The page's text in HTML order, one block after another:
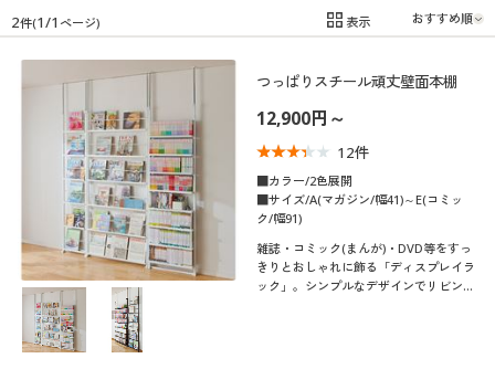
メンズ下着
ジュニア・ティーンズ下着
メンズファッション
家電・雑貨すべて
キッチン・雑貨・日用品
寝具・インテリア・家具
家具・収納
寝具・ベッド
カーテン・ラグ・ファブリック
美容・健康通販すべて
美容・健康・サプリメント
制服・スクール
制服・スクールすべて
制服・学生服
ジュニア・ティーンズ下着
大きいサイズ
大きいサイズ通販すべて
大きいサイズ レディース服
バーゲン
バーゲンセール
詳細検索
在庫 在庫のある商品のみ表示
カテゴリ
口コミ
(3〜3.9)
カラー
価格
2件(1/1 ページ) 表示
つっぱりスチール頑丈壁面本棚
12,900円～
12件
■カラー/2色展開
■サイズ/A(マガジン/幅41)～E(コミッ
ク/幅91)
雑誌・コミック(まんが)・DVD等をすっ
きりとおしゃれに飾る「ディスプレイラ
ック」。シンプルなデザインでリビング